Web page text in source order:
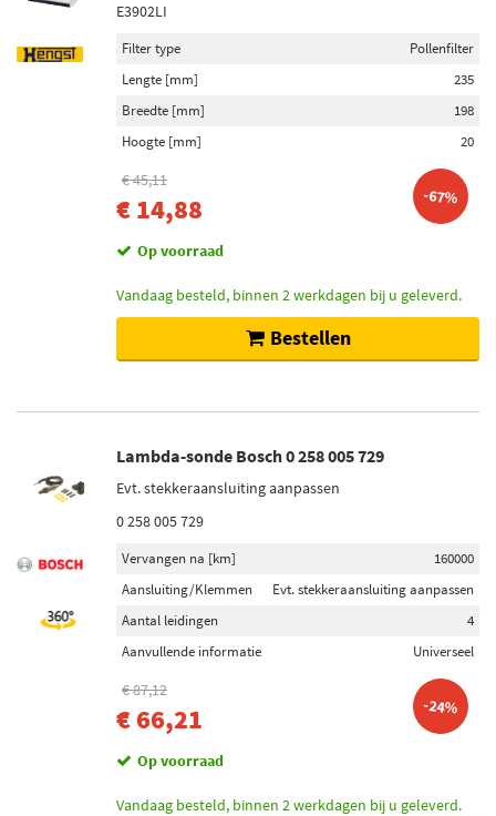
E3902LI
Filter type
Pollenfilter
Lengte [mm]
235
Breedte [mm]
198
Hoogte [mm]
20
€ 45,11
€ 14,88 -67%
Op voorraad
Vandaag besteld, binnen 2 werkdagen bij u geleverd.
Bestellen
Lambda-sonde Bosch 0 258 005 729
Evt. stekkeraansluiting aanpassen
0 258 005 729
Vervangen na [km]
160000
Aansluiting/Klemmen
Evt. stekkeraansluiting aanpassen
Aantal leidingen
4
Aanvullende informatie
Universeel
€ 87,12
€ 66,21 -24%
Op voorraad
Vandaag besteld, binnen 2 werkdagen bij u geleverd.